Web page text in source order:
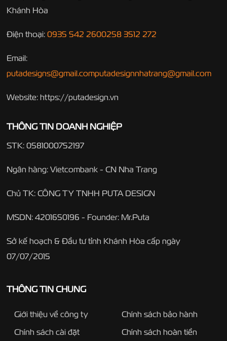
Khánh Hòa
Điện thoại: 0935 542 2600258 3512 272
Email:
putadesigns@gmail.computadesignnhatrang@gmail.com
Website: https://putadesign.vn
THÔNG TIN DOANH NGHIỆP
STK: 0581000752197
Ngân hàng: Vietcombank - CN Nha Trang
Chủ TK: CÔNG TY TNHH PUTA DESIGN
MSDN: 4201650196 - Founder: Mr.Puta
Sở kế hoạch & Đầu tư tỉnh Khánh Hòa cấp ngày
07/07/2015
THÔNG TIN CHUNG
Giới thiệu về công ty
Chính sách bảo hành
Chính sách cài đặt
Chính sách hoàn tiền